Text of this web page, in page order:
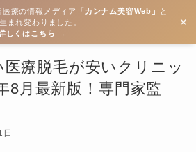
医療の情報メディア 「カンナム美容Web」
と
まれ変わりました。
しくはこちら →
✕
療脱毛が安いクリニッ
8月最新版！専門家監